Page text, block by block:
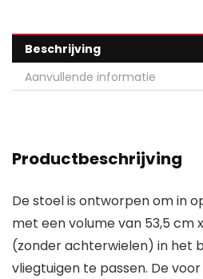
Beschrijving
Aanvullende informatie
Productbeschrijving
De stoel is ontworpen om in
met een volume van 53,5 cm
(zonder achterwielen) in het
vliegtuigen te passen. De